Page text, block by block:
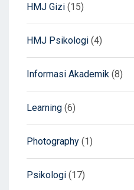
HMJ Gizi (15)
HMJ Psikologi (4)
Informasi Akademik (8)
Learning (6)
Photography (1)
Psikologi (17)